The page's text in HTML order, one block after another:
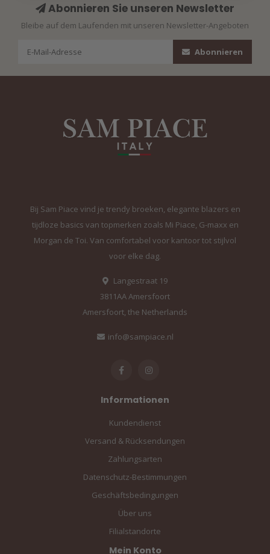
Abonnieren Sie unseren Newsletter
Bleibe auf dem Laufenden mit unseren Newsletter-Angeboten
Abonnieren
Bij Sam Piace vind je trendy broeken, elegante blazers en
tijdloze basics van topmerken zoals Mi Piace, G-maxx en
Morgan de Toi. Van comfortabel voor kantoor tot stijlvol
voor elke dag.
Langestraat 19
3811AA Amersfoort
Amersfoort, the Netherlands
info@sampiace.nl
Informationen
Kundendienst
Versand & Rücksendungen
Zahlungsarten
Datenschutz-Bestimmungen
Geschäftsbedingungen
Über uns
Filialstandorte
Mein Konto